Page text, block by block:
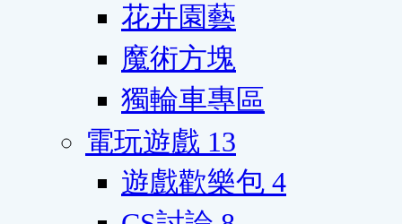
花卉園藝
魔術方塊
獨輪車專區
電玩遊戲 13
遊戲歡樂包 4